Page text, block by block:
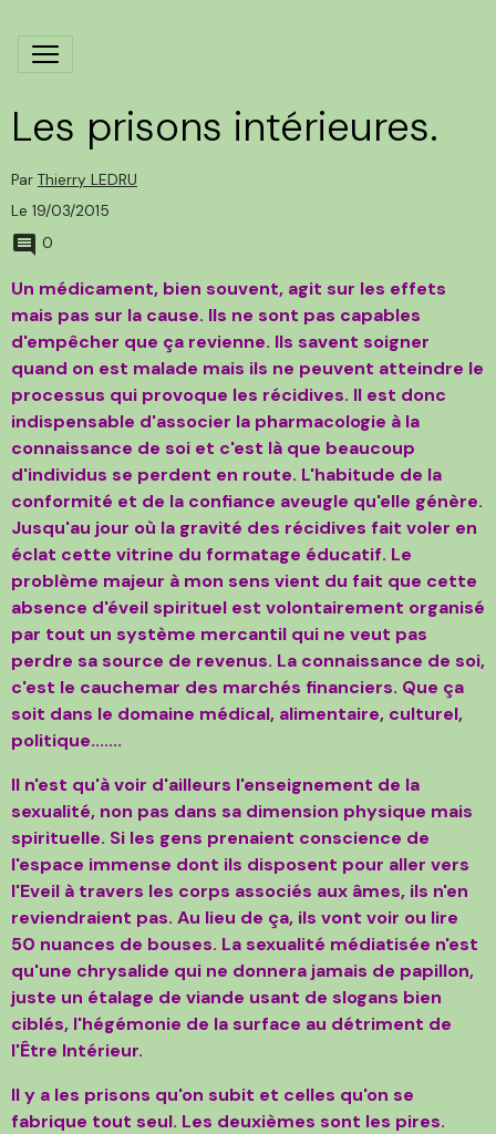
Les prisons intérieures.
Par Thierry LEDRU
Le 19/03/2015
0
Un médicament, bien souvent, agit sur les effets
mais pas sur la cause. Ils ne sont pas capables
d'empêcher que ça revienne. Ils savent soigner
quand on est malade mais ils ne peuvent atteindre le
processus qui provoque les récidives. Il est donc
indispensable d'associer la pharmacologie à la
connaissance de soi et c'est là que beaucoup
d'individus se perdent en route. L'habitude de la
conformité et de la confiance aveugle qu'elle génère.
Jusqu'au jour où la gravité des récidives fait voler en
éclat cette vitrine du formatage éducatif. Le
problème majeur à mon sens vient du fait que cette
absence d'éveil spirituel est volontairement organisé
par tout un système mercantil qui ne veut pas
perdre sa source de revenus. La connaissance de soi,
c'est le cauchemar des marchés financiers. Que ça
soit dans le domaine médical, alimentaire, culturel,
politique.......
Il n'est qu'à voir d'ailleurs l'enseignement de la
sexualité, non pas dans sa dimension physique mais
spirituelle. Si les gens prenaient conscience de
l'espace immense dont ils disposent pour aller vers
l'Eveil à travers les corps associés aux âmes, ils n'en
reviendraient pas. Au lieu de ça, ils vont voir ou lire
50 nuances de bouses. La sexualité médiatisée n'est
qu'une chrysalide qui ne donnera jamais de papillon,
juste un étalage de viande usant de slogans bien
ciblés, l'hégémonie de la surface au détriment de
l'Être Intérieur.
Il y a les prisons qu'on subit et celles qu'on se
fabrique tout seul. Les deuxièmes sont les pires.